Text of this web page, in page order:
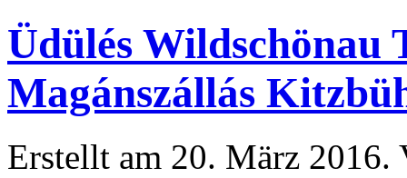
Üdülés
Magánszállás
Erstellt am 20. März